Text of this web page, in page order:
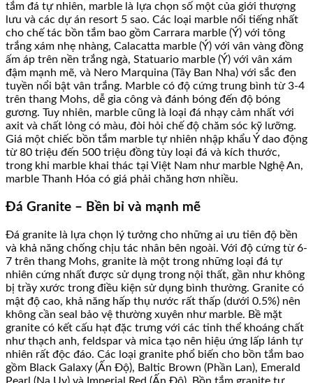
tắm đá tự nhiên, marble là lựa chọn số một của giới thượng
lưu và các dự án resort 5 sao. Các loại marble nổi tiếng nhất
cho chế tác bồn tắm bao gồm Carrara marble (Ý) với tông
trắng xám nhẹ nhàng, Calacatta marble (Ý) với vân vàng đồng
ấm áp trên nền trắng ngà, Statuario marble (Ý) với vân xám
đậm mạnh mẽ, và Nero Marquina (Tây Ban Nha) với sắc đen
tuyền nổi bật vân trắng. Marble có độ cứng trung bình từ 3-4
trên thang Mohs, dễ gia công và đánh bóng đến độ bóng
gương. Tuy nhiên, marble cũng là loại đá nhạy cảm nhất với
axit và chất lỏng có màu, đòi hỏi chế độ chăm sóc kỹ lưỡng.
Giá một chiếc bồn tắm marble tự nhiên nhập khẩu Ý dao động
từ 80 triệu đến 500 triệu đồng tùy loại đá và kích thước,
trong khi marble khai thác tại Việt Nam như marble Nghệ An,
marble Thanh Hóa có giá phải chăng hơn nhiều.
Đá Granite – Bền bỉ và mạnh mẽ
Đá granite là lựa chọn lý tưởng cho những ai ưu tiên độ bền
và khả năng chống chịu tác nhân bên ngoài. Với độ cứng từ 6-
7 trên thang Mohs, granite là một trong những loại đá tự
nhiên cứng nhất được sử dụng trong nội thất, gần như không
bị trầy xước trong điều kiện sử dụng bình thường. Granite có
mật độ cao, khả năng hấp thụ nước rất thấp (dưới 0.5%) nên
không cần seal bảo vệ thường xuyên như marble. Bề mặt
granite có kết cấu hạt đặc trưng với các tinh thể khoáng chất
như thạch anh, feldspar và mica tạo nên hiệu ứng lấp lánh tự
nhiên rất độc đáo. Các loại granite phổ biến cho bồn tắm bao
gồm Black Galaxy (Ấn Độ), Baltic Brown (Phần Lan), Emerald
Pearl (Na Uy) và Imperial Red (Ấn Độ). Bồn tắm granite tự